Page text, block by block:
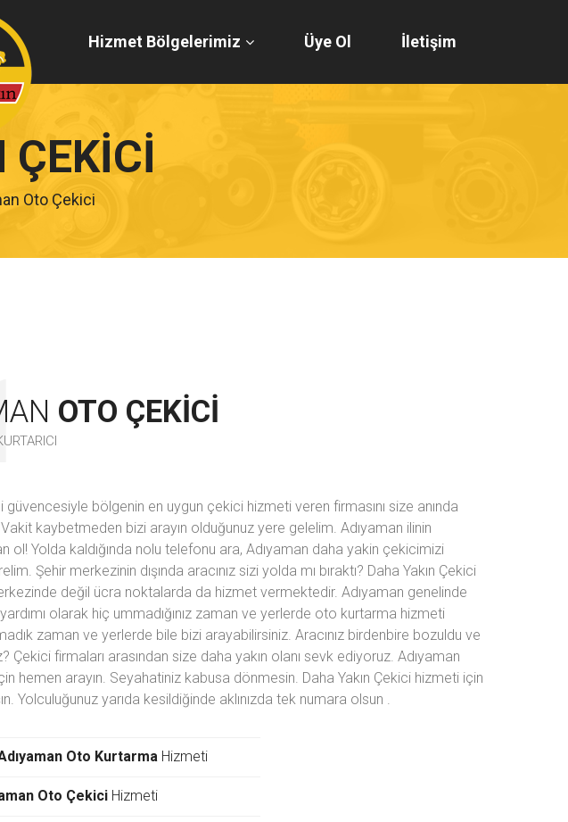
Hizmet Bölgelerimiz Üye Ol İletişim
Oto Çekici
OTO ÇEKICI
güvencesiyle bölgenin en uygun çekici hizmeti veren firmasını size anında
kaybetmeden bizi arayın olduğunuz yere gelelim. Adıyaman ilinin
ol! Yolda kaldığında nolu telefonu ara, Adıyaman daha yakin çekicimizi
Şehir merkezinin dışında aracınız sizi yolda mı bıraktı? Daha Yakın Çekici
değil ücra noktalarda da hizmet vermektedir. Adıyaman genelinde
olarak hiç ummadığınız zaman ve yerlerde oto kurtarma hizmeti
zaman ve yerlerde bile bizi arayabilirsiniz. Aracınız birdenbire bozuldu ve
Çekici firmaları arasından size daha yakın olanı sevk ediyoruz. Adıyaman
hemen arayın. Seyahatiniz kabusa dönmesin. Daha Yakın Çekici hizmeti için
Yolculuğunuz yarıda kesildiğinde aklınızda tek numara olsun .
Oto Kurtarma Hizmeti
Oto Çekici Hizmeti